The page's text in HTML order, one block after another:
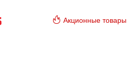
Акционные товары